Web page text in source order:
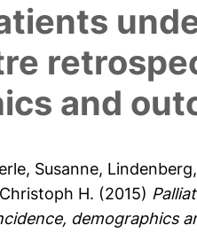
and
Susanne,
H. (2015)
demographics